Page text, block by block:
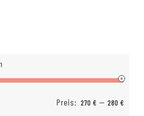
Preis: 270 € — 280 €